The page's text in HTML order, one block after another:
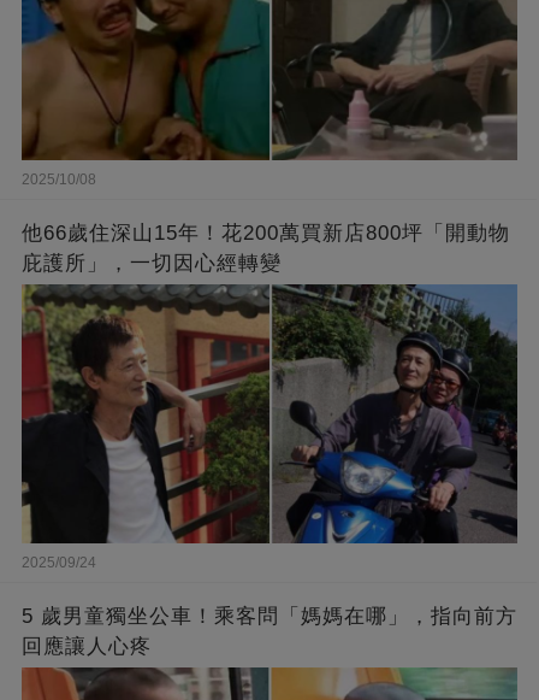
2025/10/08
他66歲住深山15年！花200萬買新店800坪「開動物
庇護所」，一切因心經轉變
2025/09/24
5 歲男童獨坐公車！乘客問「媽媽在哪」，指向前方
回應讓人心疼